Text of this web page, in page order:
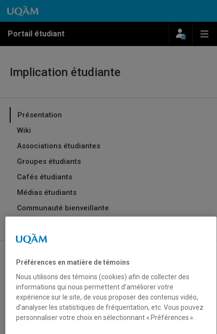
Passer au contenu
Accéder au menu principal
Accéder à la recherche
Passer au contenu
Accéder au menu principal
Portail étudiant Menu
Implication étudiante
Présentation
Wiki
Associations étudiantes
Groupes étudiants
Cafés étudiants
Médias étudiants
Communauté bienveillante
Vie associative et groupes étudiants
Nouvelles
Préférences en matière de témoins
Nous utilisons des témoins (cookies) afin de collecter des
informations qui nous permettent d’améliorer votre
expérience sur le site, de vous proposer des contenus vidéo,
d’analyser les statistiques de fréquentation, etc. Vous pouvez
personnaliser votre choix en sélectionnant « Préférences ».